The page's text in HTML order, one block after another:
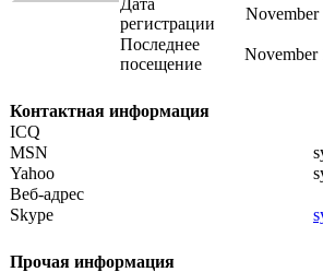
Дата
регистрации
November
Последнее
посещение
November
Контактная информация
ICQ
MSN
Yahoo
Веб-адрес
Skype
Прочая информация